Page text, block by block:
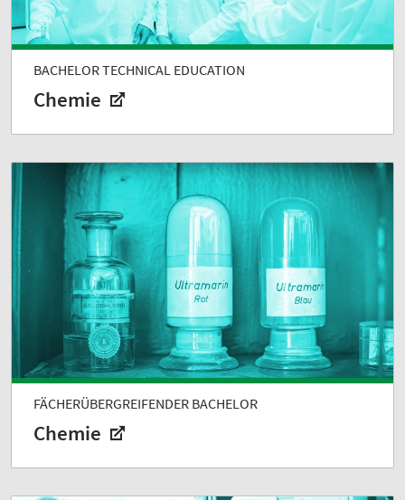
BACHELOR TECHNICAL EDUCATION
Chemie
FÄCHERÜBERGREIFENDER BACHELOR
Chemie